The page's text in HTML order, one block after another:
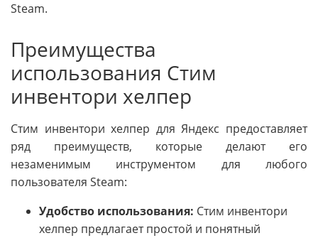
Steam.
Преимущества
использования Стим
инвентори хелпер
Стим инвентори хелпер для Яндекс предоставляет
ряд преимуществ, которые делают его
незаменимым инструментом для любого
пользователя Steam:
Удобство использования: Стим инвентори
хелпер предлагает простой и понятный